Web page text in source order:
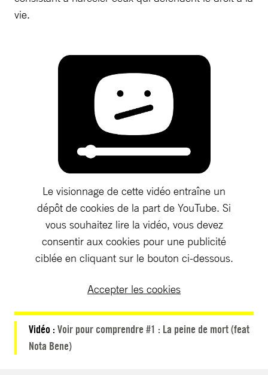
vie.
Le visionnage de cette vidéo entraîne un
dépôt de cookies de la part de YouTube. Si
vous souhaitez lire la vidéo, vous devez
consentir aux cookies pour une publicité
ciblée en cliquant sur le bouton ci-dessous.
Accepter les cookies
Vidéo : Voir pour comprendre #1 : La peine de mort (feat
Nota Bene)